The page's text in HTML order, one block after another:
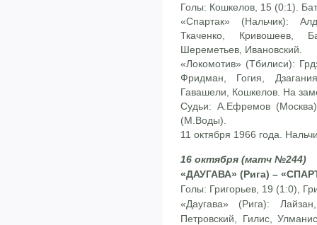
Голы: Кошкелов, 15 (0:1).
«Спартак» (Нальчик):
Ткаченко, Кривошеев,
Шереметьев, Ивановский.
«Локомотив» (Тбилиси):
Фридман, Гогия,
Гавашели, Кошкелов. На
Судьи: А.Ефремов
(М.Воды).
11 октября 1966 года.
16 октября (матч №244)
«ДАУГАВА» (Рига) –
Голы: Григорьев, 19 (1:0),
«Даугава» (Рига):
Петровский, Гилис,